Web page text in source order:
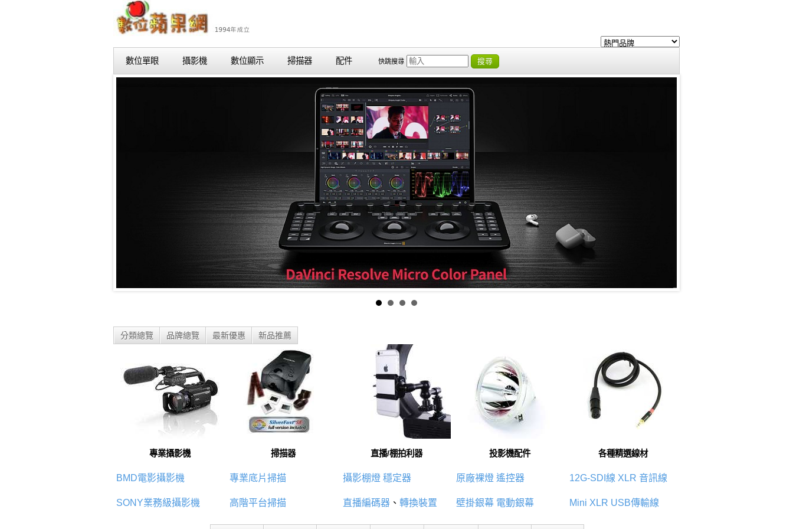
數位單眼 攝影機 數位顯示 掃描器 配件 快跳搜尋 搜尋
分類總覽 品牌總覽 最新優惠 新品推薦
專業攝影機
BMD電影攝影機
SONY業務級攝影機
掃描器
專業底片掃描
高階平台掃描
直播/棚拍利器
攝影棚燈 穩定器
直播編碼器 、 轉換裝置
投影機配件
原廠裸燈 遙控器
壁掛銀幕 電動銀幕
各種精選線材
12G-SDI線 XLR 音訊線
Mini XLR USB傳輸線